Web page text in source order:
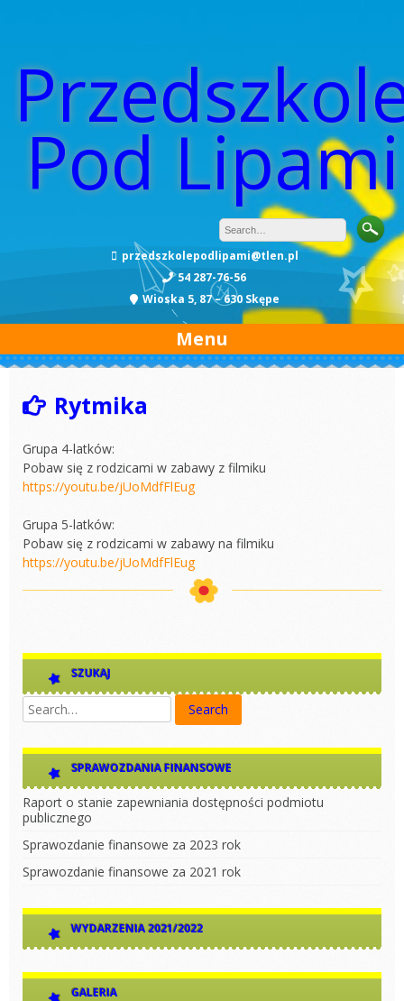
Pod Lipami
przedszkolepodlipami@tlen.pl
54 287-76-56
Wioska 5, 87 – 630 Skępe
Menu
Rytmika
Grupa 4-latków:
Pobaw się z rodzicami w zabawy z filmiku
https://youtu.be/jUoMdfFlEug
Grupa 5-latków:
Pobaw się z rodzicami w zabawy na filmiku
https://youtu.be/jUoMdfFlEug
SZUKAJ
SPRAWOZDANIA FINANSOWE
Raport o stanie zapewniania dostępności podmiotu
publicznego
Sprawozdanie finansowe za 2023 rok
Sprawozdanie finansowe za 2021 rok
WYDARZENIA 2021/2022
GALERIA